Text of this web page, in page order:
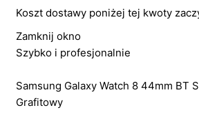
Koszt dostawy poniżej tej kwoty
Zamknij okno
Szybko i profesjonalnie
Samsung Galaxy Watch 8 44mm BT
Grafitowy